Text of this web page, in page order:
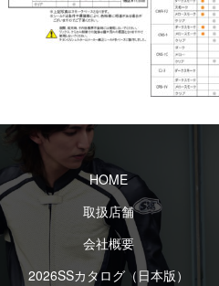
HOME
取扱店舗
会社概要
2026SSカタログ（日本版）